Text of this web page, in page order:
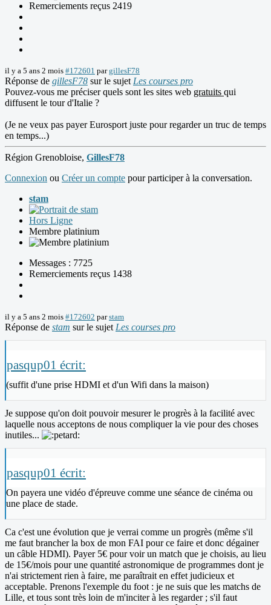
Remerciements reçus 2419
il y a 5 ans 2 mois #172601 pargillesF78
Réponse de gillesF78 sur le sujet Les courses pro
Pouvez-vous me préciser quels sont les sites web gratuits qui
diffusent le tour d'Italie ?
(Je ne veux pas payer Eurosport juste pour regarder un truc de temps
en temps...)
Région Grenobloise, GillesF78
Connexion ou Créer un compte pour participer à la conversation.
stam
Hors Ligne
Membre platinium
Messages : 7725
Remerciements reçus 1438
il y a 5 ans 2 mois #172602 parstam
Réponse de stam sur le sujet Les courses pro
pasqup01 écrit:
(suffit d'une prise HDMI et d'un Wifi dans la maison)
Je suppose qu'on doit pouvoir mesurer le progrès à la facilité avec
laquelle nous acceptons de nous compliquer la vie pour des choses
inutiles...
pasqup01 écrit:
On payera une vidéo d'épreuve comme une séance de cinéma ou
une place de stade.
Ca c'est une évolution que je verrai comme un progrès (même s'il
me faut brancher la box de mon FAI pour ce faire et donc dégainer
un câble HDMI). Payer 5€ pour voir un match que je choisis, au lieu
de 15€/mois pour une quantité astronomique de programmes dont je
n'ai strictement rien à faire, me paraîtrait en effet judicieux et
acceptable. Prenons l'exemple du foot : je ne suis que les matchs de
Lille, et tous sont très loin de m'inciter à les regarder ; s'il faut